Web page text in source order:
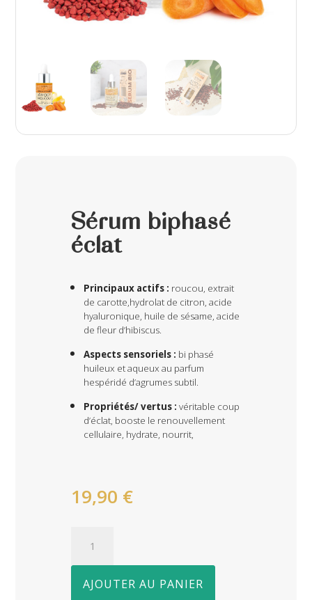
Sérum biphasé
éclat
Principaux actifs : roucou, extrait
de carotte,hydrolat de citron, acide
hyaluronique, huile de sésame, acide
de fleur d’hibiscus.
Aspects sensoriels : bi phasé
huileux et aqueux au parfum
hespéridé d’agrumes subtil.
Propriétés/ vertus :véritable coup
d’éclat, booste le renouvellement
cellulaire, hydrate, nourrit,
19,90 €
biphasé
AJOUTER AU PANIER